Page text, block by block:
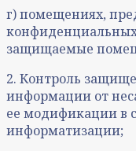
г) помещениях,
защищаемые
2. Контроль
информации от
ее модификации в
информатизации;